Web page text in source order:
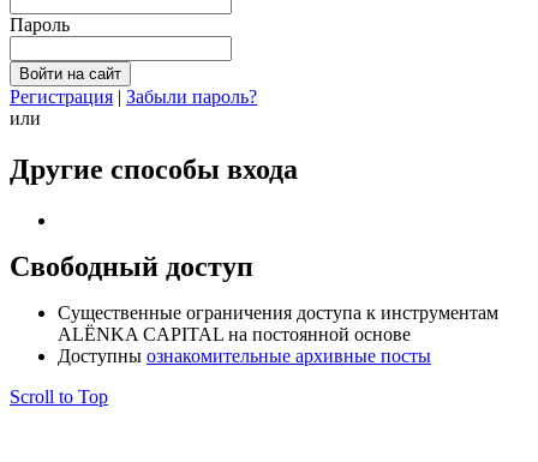
Пароль
Регистрация | Забыли пароль?
или
Другие способы входа
Свободный доступ
Cущественные ограничения доступа к инструментам
ALЁNKA CAPITAL на постоянной основе
Доступны ознакомительные архивные посты
Scroll to Top